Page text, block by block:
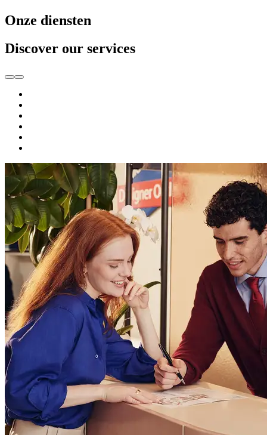
Onze diensten
Discover our services